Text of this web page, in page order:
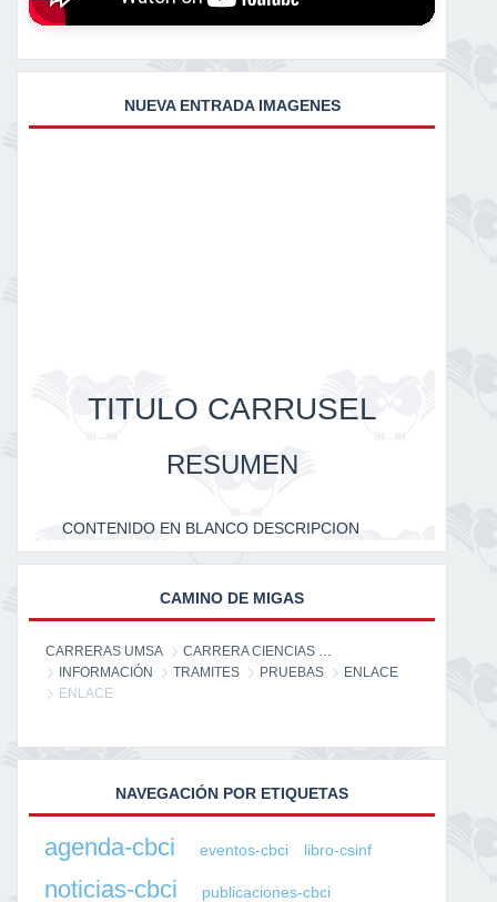
NUEVA ENTRADA IMAGENES
TITULO CARRUSEL
RESUMEN
CONTENIDO EN BLANCO DESCRIPCION
CAMINO DE MIGAS
CARRERAS UMSA
CARRERA CIENCIAS DE LA INFORMACIÓN
INFORMACIÓN
TRAMITES PRUEBAS
ENLACE
ENLACE
NAVEGACIÓN POR ETIQUETAS
agenda-cbci eventos-cbci libro-csinf
noticias-cbci publicaciones-cbci